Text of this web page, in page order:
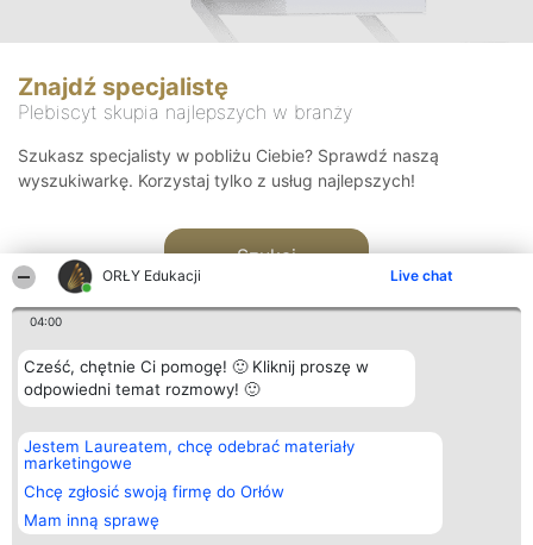
ORŁY Edukacji Live chat
04:00
Cześć, chętnie Ci pomogę! 🙂 Kliknij proszę w
odpowiedni temat rozmowy! 🙂
Jestem Laureatem, chcę odebrać materiały
marketingowe
Chcę zgłosić swoją firmę do Orłów
Mam inną sprawę
Znajdź specjalistę
Plebiscyt skupia najlepszych w branży
Szukasz specjalisty w pobliżu Ciebie? Sprawdź naszą
wyszukiwarkę. Korzystaj tylko z usług najlepszych!
Szukaj
Organizator plebiscytu
Bright Side Solutions sp. z o.
o. sp. k.
ul. Ruska 22
Wrocław 50-079
KRS 0000749100 | Regon
381313360 | NIP 8943132676
Plebiscyt
Laureaci
wszystkich
Laureatów
Regulamin
Kontakt
Kontakt